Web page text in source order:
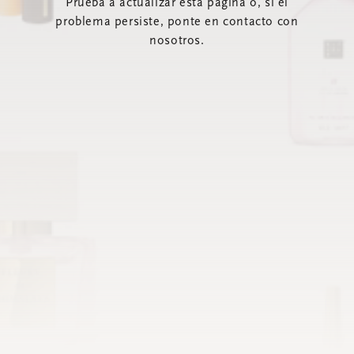
Prueba a actualizar esta página o, si el
problema persiste, ponte en contacto con
nosotros.